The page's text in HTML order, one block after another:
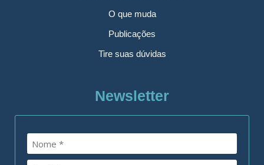
O que muda
Publicações
Tire suas dúvidas
Newsletter